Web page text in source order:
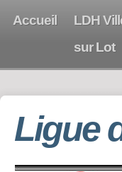
Accueil
LDH
sur Lot
Ligue